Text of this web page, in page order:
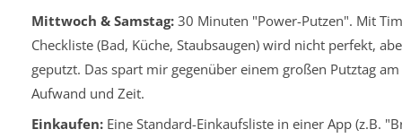
Mittwoch & Samstag:30 Minuten "Power-Putzen". Mit
Checkliste (Bad, Küche, Staubsaugen) wird nicht perfekt,
geputzt. Das spart mir gegenüber einem großen Putztag
Aufwand und Zeit.
Einkaufen:Eine Standard-Einkaufsliste in einer App (z.B.